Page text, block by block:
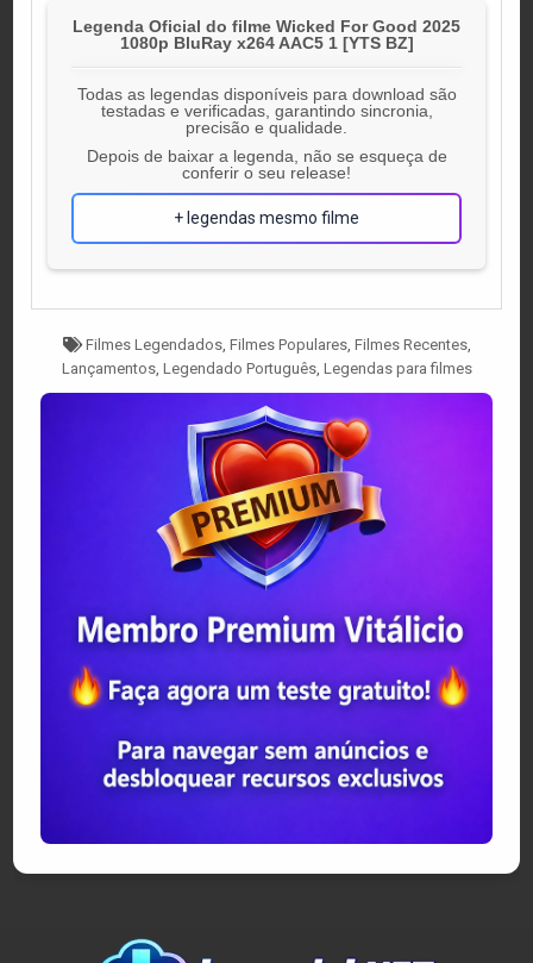
Legenda Oficial do filme Wicked For Good 2025
1080p BluRay x264 AAC5 1 [YTS BZ]
Todas as legendas disponíveis para download são
testadas e verificadas, garantindo sincronia,
precisão e qualidade.
Depois de baixar a legenda, não se esqueça de
conferir o seu release!
+ legendas mesmo filme
Tagged
Filmes Legendados, Filmes Populares, Filmes Recentes,
Lançamentos, Legendado Português, Legendas para filmes